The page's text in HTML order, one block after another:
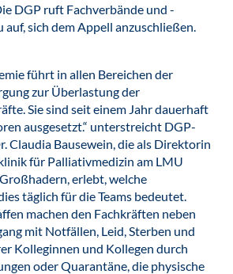
DGP ruft Fachverbände und -
auf, sich dem Appell anzuschließen.
führt in allen Bereichen der
zur Überlastung der
Sie sind seit einem Jahr dauerhaft
ausgesetzt.“ unterstreicht DGP-
Claudia Bausewein, die als Direktorin
für Palliativmedizin am LMU
erlebt, welche
täglich für die Teams bedeutet.
machen den Fachkräften neben
mit Notfällen, Leid, Sterben und
Kolleginnen und Kollegen durch
oder Quarantäne, die physische